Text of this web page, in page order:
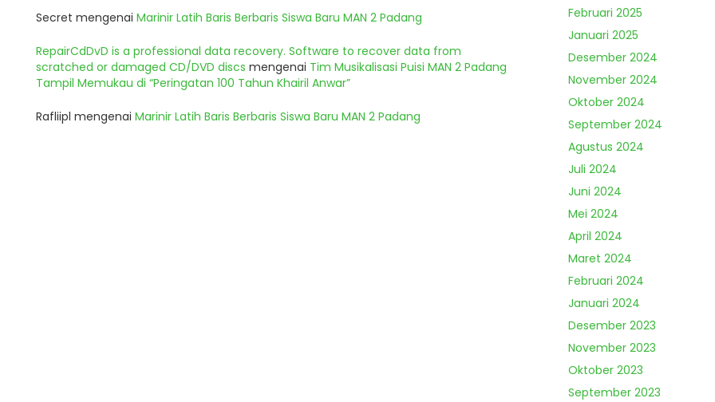
Secret mengenai Marinir Latih Baris Berbaris Siswa Baru MAN 2 Padang
RepairCdDvD is a professional data recovery. Software to recover data from
scratched or damaged CD/DVD discs mengenai Tim Musikalisasi Puisi MAN 2 Padang
Tampil Memukau di “Peringatan 100 Tahun Khairil Anwar”
Rafliipl mengenai Marinir Latih Baris Berbaris Siswa Baru MAN 2 Padang
Februari 2025
Januari 2025
Desember 2024
November 2024
Oktober 2024
September 2024
Agustus 2024
Juli 2024
Juni 2024
Mei 2024
April 2024
Maret 2024
Februari 2024
Januari 2024
Desember 2023
November 2023
Oktober 2023
September 2023